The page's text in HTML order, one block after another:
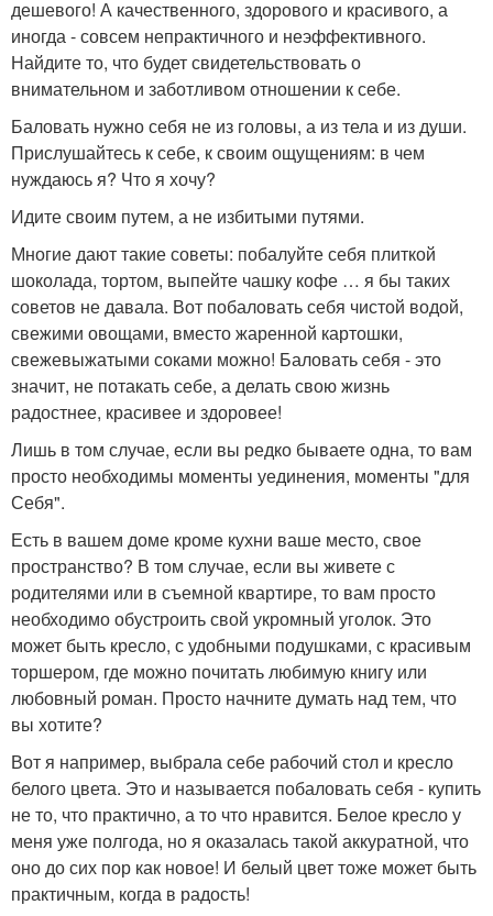
дешевого! А качественного, здорового и красивого, а
иногда - совсем непрактичного и неэффективного.
Найдите то, что будет свидетельствовать о
внимательном и заботливом отношении к себе.
Баловать нужно себя не из головы, а из тела и из души.
Прислушайтесь к себе, к своим ощущениям: в чем
нуждаюсь я? Что я хочу?
Идите своим путем, а не избитыми путями.
Многие дают такие советы: побалуйте себя плиткой
шоколада, тортом, выпейте чашку кофе … я бы таких
советов не давала. Вот побаловать себя чистой водой,
свежими овощами, вместо жаренной картошки,
свежевыжатыми соками можно! Баловать себя - это
значит, не потакать себе, а делать свою жизнь
радостнее, красивее и здоровее!
Лишь в том случае, если вы редко бываете одна, то вам
просто необходимы моменты уединения, моменты "для
Себя".
Есть в вашем доме кроме кухни ваше место, свое
пространство? В том случае, если вы живете с
родителями или в съемной квартире, то вам просто
необходимо обустроить свой укромный уголок. Это
может быть кресло, с удобными подушками, с красивым
торшером, где можно почитать любимую книгу или
любовный роман. Просто начните думать над тем, что
вы хотите?
Вот я например, выбрала себе рабочий стол и кресло
белого цвета. Это и называется побаловать себя - купить
не то, что практично, а то что нравится. Белое кресло у
меня уже полгода, но я оказалась такой аккуратной, что
оно до сих пор как новое! И белый цвет тоже может быть
практичным, когда в радость!